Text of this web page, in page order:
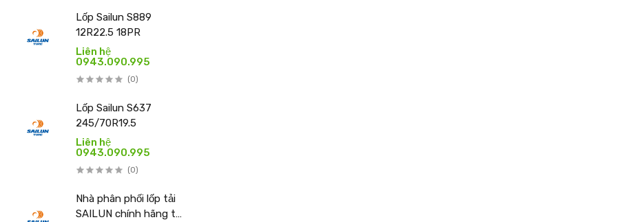
Lốp Sailun S889
12R22.5 18PR
Liên hệ
0943.090.995
(0)
Lốp Sailun S637
245/70R19.5
Liên hệ
0943.090.995
(0)
Nhà phân phối lốp tải
SAILUN chính hãng tại